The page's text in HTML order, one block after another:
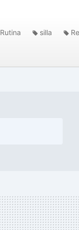
Rutina silla